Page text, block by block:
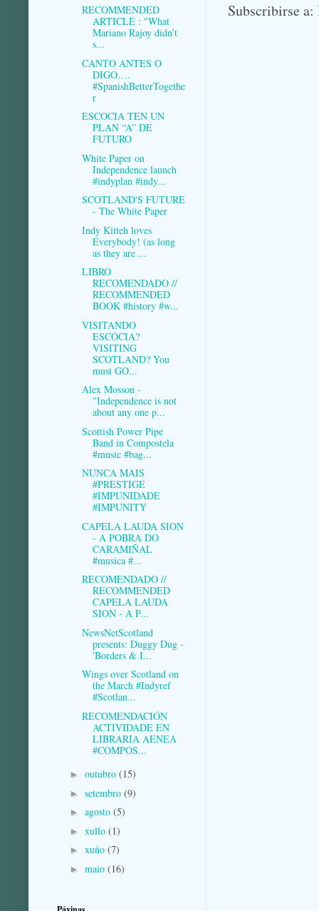
Subscribirse a:
RECOMMENDED
ARTICLE : "What
Mariano Rajoy didn’t
s...
CANTO ANTES O
DIGO….
#SpanishBetterTogethe
r
ESCOCIA TEN UN
PLAN “A” DE
FUTURO
White Paper on
Independence launch
#indyplan #indy...
SCOTLAND'S FUTURE
- The White Paper
Indy Kitteh loves
Everybody! (as long
as they are ...
LIBRO
RECOMENDADO //
RECOMMENDED
BOOK #history #w...
VISITANDO
ESCÓCIA?
VISITING
SCOTLAND? You
must GO...
Alex Mosson -
"Independence is not
about any one p...
Scottish Power Pipe
Band in Compostela
#music #bag...
NUNCA MAIS
#PRESTIGE
#IMPUNIDADE
#IMPUNITY
CAPELA LAUDA SION
- A POBRA DO
CARAMIÑAL
#musica #...
RECOMENDADO //
RECOMMENDED
CAPELA LAUDA
SION - A P...
NewsNetScotland
presents: Duggy Dug -
'Borders & I...
Wings over Scotland on
the March #Indyref
#Scotlan...
RECOMENDACIÓN
ACTIVIDADE EN
LIBRARIA AENEA
#COMPOS...
► outubro (15)
► setembro (9)
► agosto (5)
► xullo (1)
► xuño (7)
► maio (16)